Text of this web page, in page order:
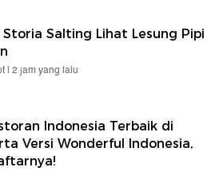
Storia Salting Lihat Lesung Pipi
| 2 jam yang lalu
Indonesia Terbaik di
Versi Wonderful Indonesia,